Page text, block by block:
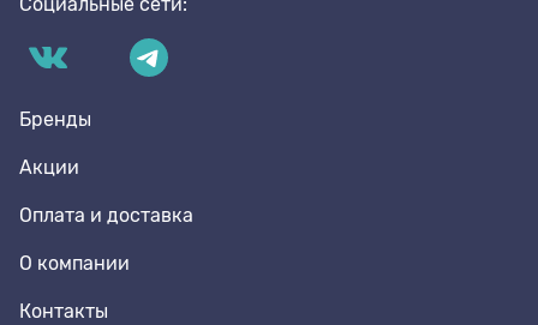
Бренды
Акции
Оплата и доставка
О компании
Контакты